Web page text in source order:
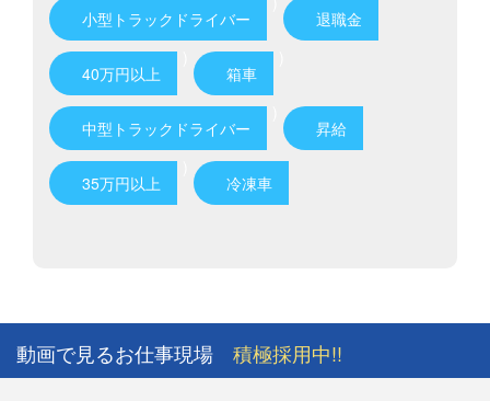
小型トラックドライバー 退職金
40万円以上 箱車
中型トラックドライバー 昇給
35万円以上 冷凍車
動画で見るお仕事現場 積極採用中!!